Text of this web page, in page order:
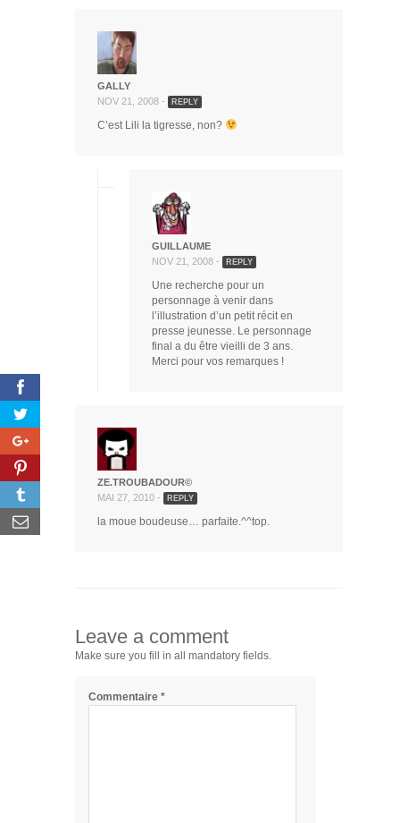
GALLY
NOV 21, 2008 -
REPLY
C’est Lili la tigresse, non?
GUILLAUME
NOV 21, 2008 -
REPLY
Une recherche pour un
personnage à venir dans
l’illustration d’un petit récit en
presse jeunesse. Le personnage
final a du être vieilli de 3 ans.
Merci pour vos remarques !
ZE.TROUBADOUR©
MAI 27, 2010 -
REPLY
la moue boudeuse… parfaite.^^top.
Leave a comment
Make sure you fill in all mandatory fields.
Commentaire *